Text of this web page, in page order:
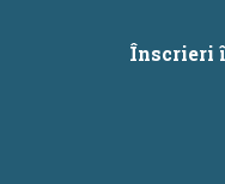
Înscrieri